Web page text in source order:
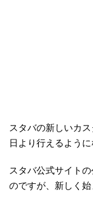
スタバの新しいカ
日より行えるように
スタバ公式サイト
のですが、新しく始